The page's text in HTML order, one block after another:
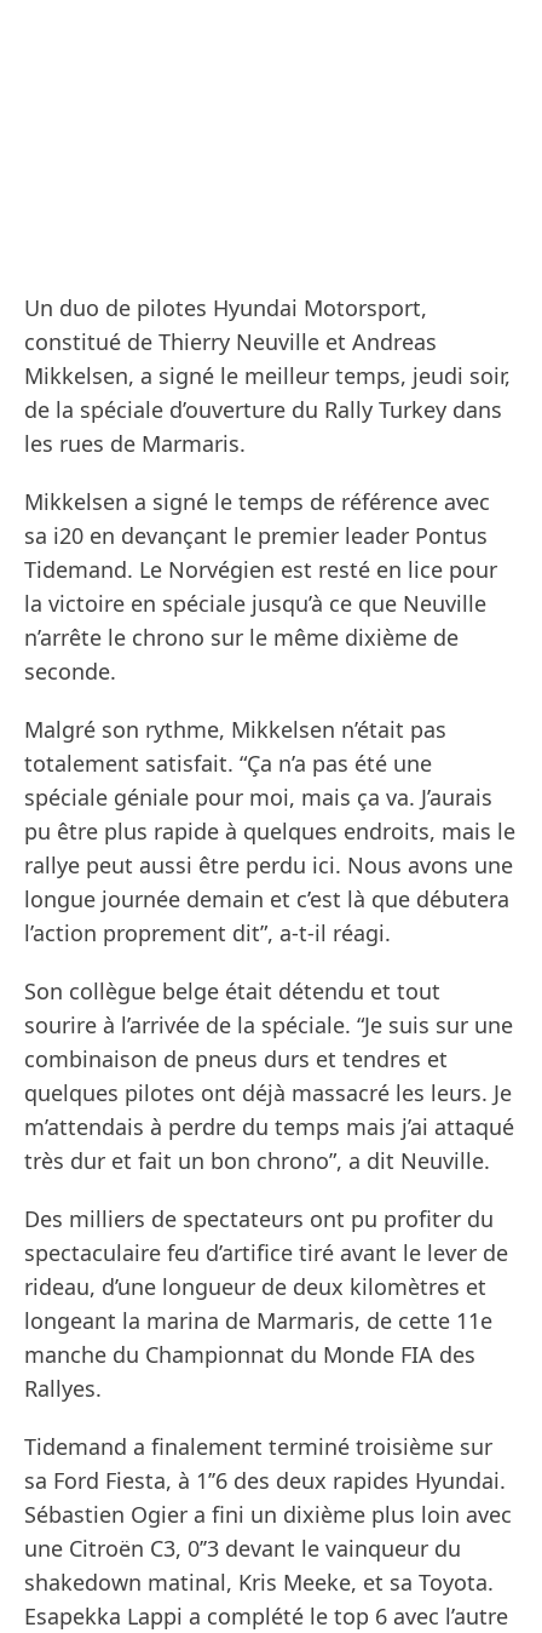
Un duo de pilotes Hyundai Motorsport,
constitué de Thierry Neuville et Andreas
Mikkelsen, a signé le meilleur temps, jeudi soir,
de la spéciale d’ouverture du Rally Turkey dans
les rues de Marmaris.
Mikkelsen a signé le temps de référence avec
sa i20 en devançant le premier leader Pontus
Tidemand. Le Norvégien est resté en lice pour
la victoire en spéciale jusqu’à ce que Neuville
n’arrête le chrono sur le même dixième de
seconde.
Malgré son rythme, Mikkelsen n’était pas
totalement satisfait. “Ça n’a pas été une
spéciale géniale pour moi, mais ça va. J’aurais
pu être plus rapide à quelques endroits, mais le
rallye peut aussi être perdu ici. Nous avons une
longue journée demain et c’est là que débutera
l’action proprement dit”, a-t-il réagi.
Son collègue belge était détendu et tout
sourire à l’arrivée de la spéciale. “Je suis sur une
combinaison de pneus durs et tendres et
quelques pilotes ont déjà massacré les leurs. Je
m’attendais à perdre du temps mais j’ai attaqué
très dur et fait un bon chrono”, a dit Neuville.
Des milliers de spectateurs ont pu profiter du
spectaculaire feu d’artifice tiré avant le lever de
rideau, d’une longueur de deux kilomètres et
longeant la marina de Marmaris, de cette 11e
manche du Championnat du Monde FIA des
Rallyes.
Tidemand a finalement terminé troisième sur
sa Ford Fiesta, à 1’’6 des deux rapides Hyundai.
Sébastien Ogier a fini un dixième plus loin avec
une Citroën C3, 0’’3 devant le vainqueur du
shakedown matinal, Kris Meeke, et sa Toyota.
Esapekka Lappi a complété le top 6 avec l’autre